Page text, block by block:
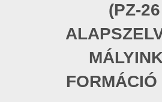
ONLINE NÁKUP LÍSTKOV
(PZ-26
FORMÁCIÓ